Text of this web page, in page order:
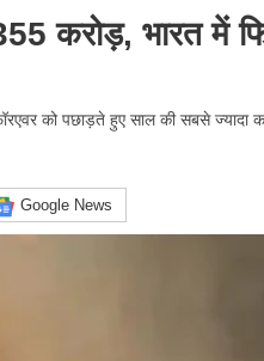
करोड़, भारत में
को पछाड़ते हुए साल की सबसे ज्यादा
Google News